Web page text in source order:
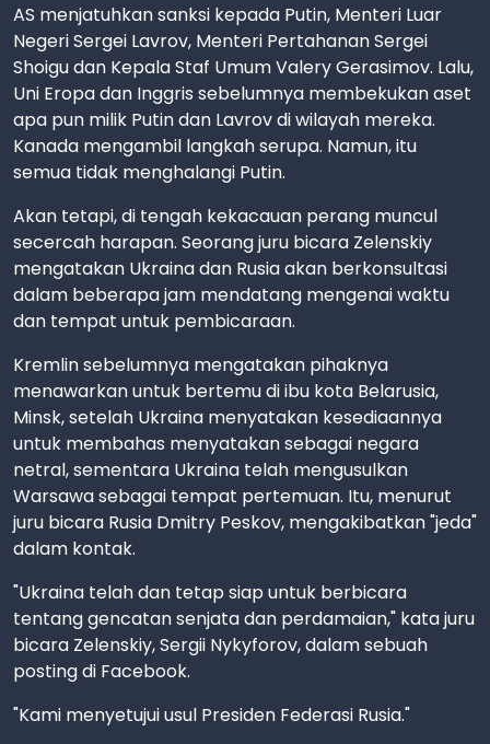
AS menjatuhkan sanksi kepada Putin, Menteri Luar
Negeri Sergei Lavrov, Menteri Pertahanan Sergei
Shoigu dan Kepala Staf Umum Valery Gerasimov. Lalu,
Uni Eropa dan Inggris sebelumnya membekukan aset
apa pun milik Putin dan Lavrov di wilayah mereka.
Kanada mengambil langkah serupa. Namun, itu
semua tidak menghalangi Putin.
Akan tetapi, di tengah kekacauan perang muncul
secercah harapan. Seorang juru bicara Zelenskiy
mengatakan Ukraina dan Rusia akan berkonsultasi
dalam beberapa jam mendatang mengenai waktu
dan tempat untuk pembicaraan.
Kremlin sebelumnya mengatakan pihaknya
menawarkan untuk bertemu di ibu kota Belarusia,
Minsk, setelah Ukraina menyatakan kesediaannya
untuk membahas menyatakan sebagai negara
netral, sementara Ukraina telah mengusulkan
Warsawa sebagai tempat pertemuan. Itu, menurut
juru bicara Rusia Dmitry Peskov, mengakibatkan "jeda"
dalam kontak.
"Ukraina telah dan tetap siap untuk berbicara
tentang gencatan senjata dan perdamaian," kata juru
bicara Zelenskiy, Sergii Nykyforov, dalam sebuah
posting di Facebook.
"Kami menyetujui usul Presiden Federasi Rusia."